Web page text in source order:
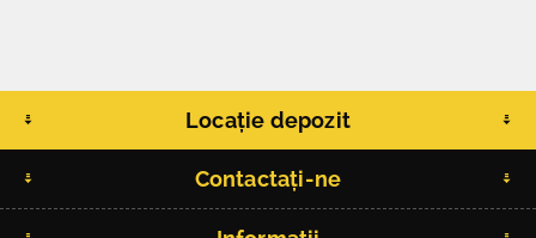
Locație depozit
Contactați-ne